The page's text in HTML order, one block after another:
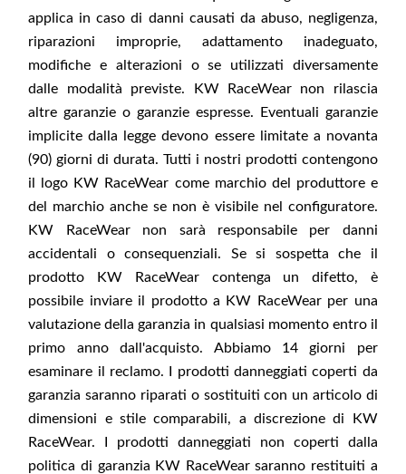
applica in caso di danni causati da abuso, negligenza,
riparazioni improprie, adattamento inadeguato,
modifiche e alterazioni o se utilizzati diversamente
dalle modalità previste. KW RaceWear non rilascia
altre garanzie o garanzie espresse. Eventuali garanzie
implicite dalla legge devono essere limitate a novanta
(90) giorni di durata. Tutti i nostri prodotti contengono
il logo KW RaceWear come marchio del produttore e
del marchio anche se non è visibile nel configuratore.
KW RaceWear non sarà responsabile per danni
accidentali o consequenziali. Se si sospetta che il
prodotto KW RaceWear contenga un difetto, è
possibile inviare il prodotto a KW RaceWear per una
valutazione della garanzia in qualsiasi momento entro il
primo anno dall'acquisto. Abbiamo 14 giorni per
esaminare il reclamo. I prodotti danneggiati coperti da
garanzia saranno riparati o sostituiti con un articolo di
dimensioni e stile comparabili, a discrezione di KW
RaceWear. I prodotti danneggiati non coperti dalla
politica di garanzia KW RaceWear saranno restituiti a